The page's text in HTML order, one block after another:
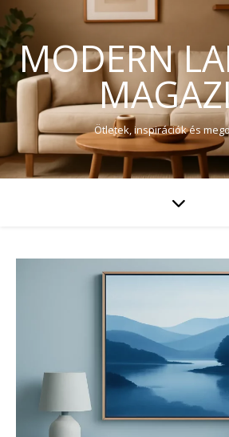
MODERN
Ötletek, inspirációk és